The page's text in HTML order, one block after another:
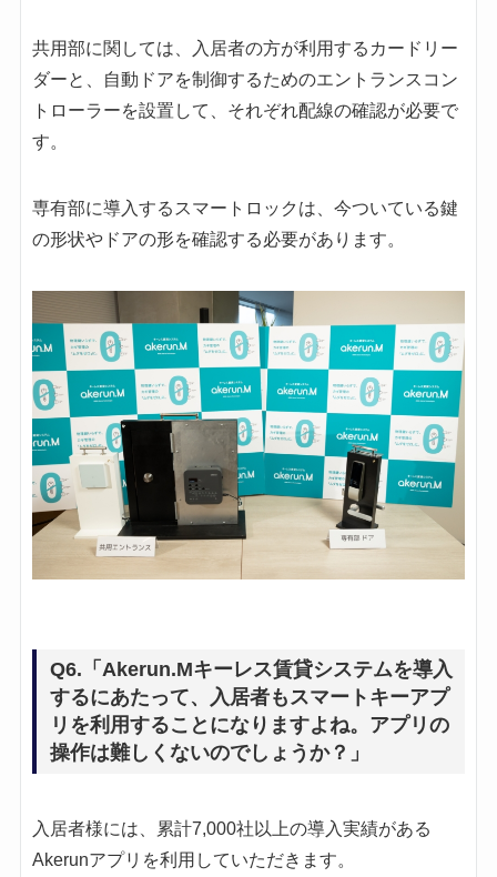
共用部に関しては、入居者の方が利用するカードリー
ダーと、自動ドアを制御するためのエントランスコン
トローラーを設置して、それぞれ配線の確認が必要で
す。
専有部に導入するスマートロックは、今ついている鍵
の形状やドアの形を確認する必要があります。
Q6.「Akerun.Mキーレス賃貸システムを導入
するにあたって、入居者もスマートキーアプ
リを利用することになりますよね。アプリの
操作は難しくないのでしょうか？」
入居者様には、累計7,000社以上の導入実績がある
Akerunアプリを利用していただきます。